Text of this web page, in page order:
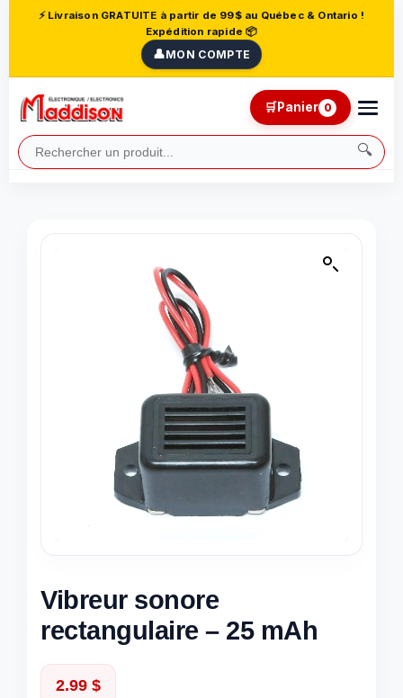
⚡ Livraison GRATUITE à partir de 99$ au Québec & Ontario !
Expédition rapide 📦
👤MON COMPTE
🔍
🛒Panier 0
Vibreur sonore
rectangulaire – 25 mAh
2.99 $